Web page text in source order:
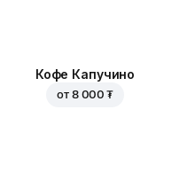
Кофе Капучино
от 8 000 ₮